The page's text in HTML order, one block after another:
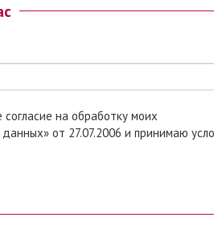
от 27.07.2006 и принимаю